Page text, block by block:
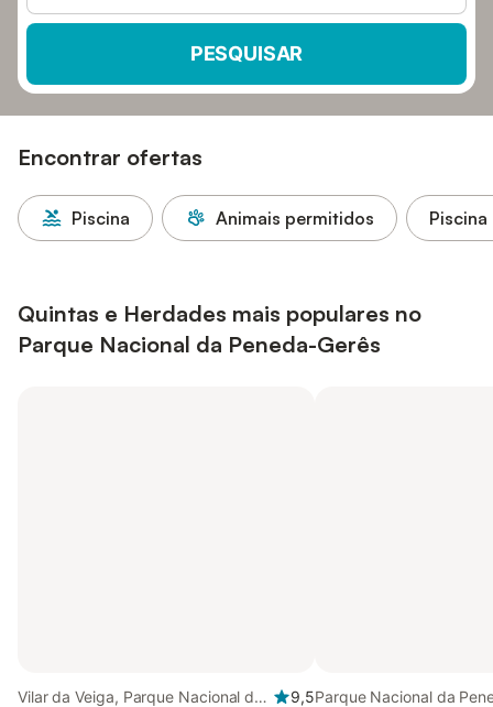
PESQUISAR
Encontrar ofertas
Piscina Animais permitidos
Quintas e Herdades mais populares no
Parque Nacional da Peneda-Gerês
Vilar da Veiga, Parque Nacional da
9,5Parque Nacional da